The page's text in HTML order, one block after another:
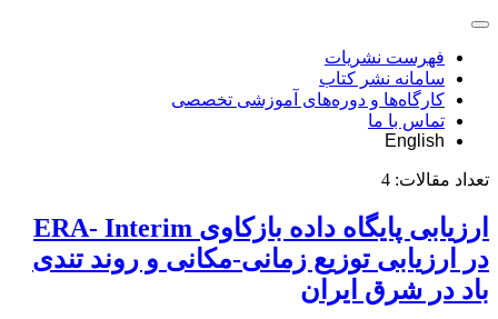
فهرست نشریات
سامانه نشر کتاب
کارگاه‌ها و دوره‌های آموزشی تخصصی
تماس با ما
English
تعداد مقالات: 4
ارزیابی پایگاه داده بازکاوی ERA- Interim
در ارزیابی توزیع زمانی-مکانی و روند تندی
باد در شرق ایران